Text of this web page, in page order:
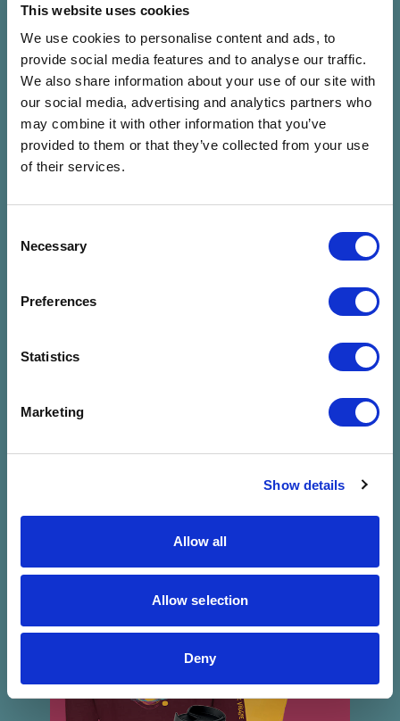
This website uses cookies
We use cookies to personalise content and ads, to
provide social media features and to analyse our traffic.
We also share information about your use of our site with
our social media, advertising and analytics partners who
may combine it with other information that you’ve
provided to them or that they’ve collected from your use
of their services.
Selection
Necessary
Preferences
Statistics
Marketing
Show details
Allow all
Allow selection
Deny
Nincs találat a
megadott
szűrésre